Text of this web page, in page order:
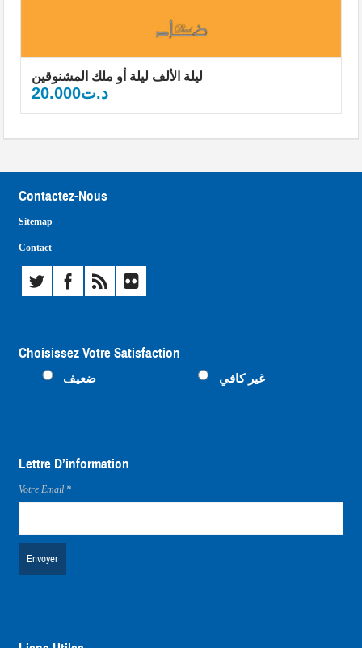
ليلة الألف ليلة أو ملك المشنوقين
د.ت20.000
Contactez-Nous
Sitemap
Contact
Choisissez Votre Satisfaction
غير كافي ضعيف
Lettre D’information
Votre Email *